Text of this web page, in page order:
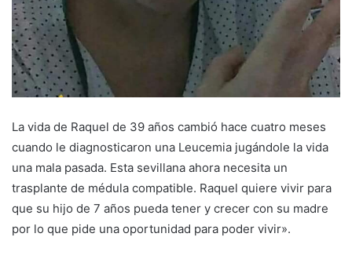
La vida de Raquel de 39 años cambió hace cuatro meses
cuando le diagnosticaron una Leucemia jugándole la vida
una mala pasada. Esta sevillana ahora necesita un
trasplante de médula compatible. Raquel quiere vivir para
que su hijo de 7 años pueda tener y crecer con su madre
por lo que pide una oportunidad para poder vivir».